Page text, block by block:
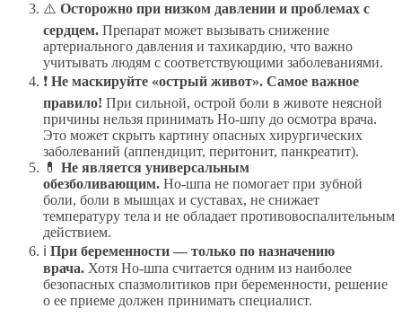
⚠️ Осторожно при низком давлении и проблемах с
сердцем. Препарат может вызывать снижение
артериального давления и тахикардию, что важно
учитывать людям с соответствующими заболеваниями.
❗ Не маскируйте «острый живот». Самое важное
правило! При сильной, острой боли в животе неясной
причины нельзя принимать Но-шпу до осмотра врача.
Это может скрыть картину опасных хирургических
заболеваний (аппендицит, перитонит, панкреатит).
💊 Не является универсальным
обезболивающим. Но-шпа не помогает при зубной
боли, боли в мышцах и суставах, не снижает
температуру тела и не обладает противовоспалительным
действием.
ℹ️ При беременности — только по назначению
врача. Хотя Но-шпа считается одним из наиболее
безопасных спазмолитиков при беременности, решение
о ее приеме должен принимать специалист.